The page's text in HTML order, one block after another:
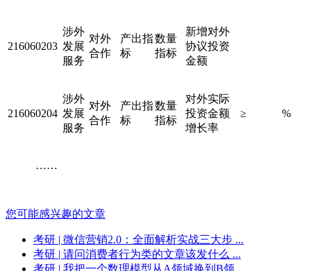
216060203
涉外
发展
服务
对外
合作
产出指
标
数量
指标
新增对外
协议投资
金额
216060204
涉外
发展
服务
对外
合作
产出指
标
数量
指标
对外实际
投资金额
增长率
≥ %
……
您可能感兴趣的文章
考研 | 微信营销2.0：全面解析实战三大步 ...
考研 | 请问消费者行为类的文章该发什么 ...
考研 | 我把一个数理模型从A领域换到B领 ...